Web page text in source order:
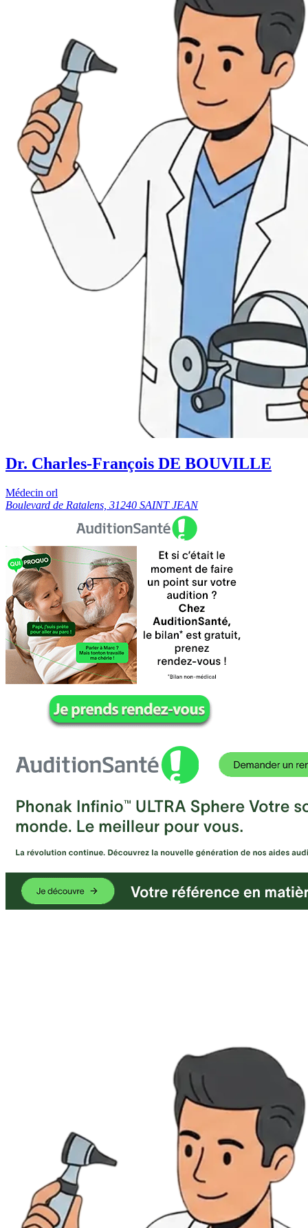
Dr. Charles-François DE BOUVILLE
Médecin orl
Boulevard de Ratalens, 31240 SAINT JEAN